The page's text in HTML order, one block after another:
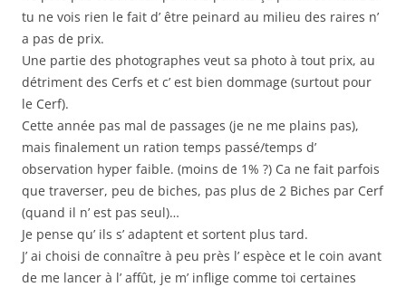
tu ne vois rien le fait d’ être peinard au milieu des raires n’
a pas de prix.
Une partie des photographes veut sa photo à tout prix, au
détriment des Cerfs et c’ est bien dommage (surtout pour
le Cerf).
Cette année pas mal de passages (je ne me plains pas),
mais finalement un ration temps passé/temps d’
observation hyper faible. (moins de 1% ?) Ca ne fait parfois
que traverser, peu de biches, pas plus de 2 Biches par Cerf
(quand il n’ est pas seul)…
Je pense qu’ ils s’ adaptent et sortent plus tard.
J’ ai choisi de connaître à peu près l’ espèce et le coin avant
de me lancer à l’ affût, je m’ inflige comme toi certaines